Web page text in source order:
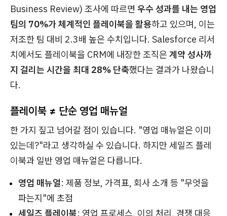
Business Review) 조사에 따르면 우수 성과를 내는 영업
팀의 70%가 체계적인 플레이북을 활용하고 있으며, 이는
저조한 팀 대비 2.3배 높은 수치입니다. Salesforce 리서
치에서도 플레이북을 CRM에 내장한 조직은 계약 성사까
지 걸리는 시간을 최대 28% 단축했다는 결과가 나왔습니
다.
플레이북 ≠ 단순 영업 매뉴얼
한 가지 짚고 넘어갈 점이 있습니다. "영업 매뉴얼은 이미
있는데?"라고 생각하실 수 있습니다. 하지만 세일즈 플레
이북과 일반 영업 매뉴얼은 다릅니다.
영업 매뉴얼: 제품 정보, 가격표, 회사 소개 등 "무엇을
파는지"에 초점
세일즈 플레이북: 영업 프로세스, 이의 처리, 경쟁 대응